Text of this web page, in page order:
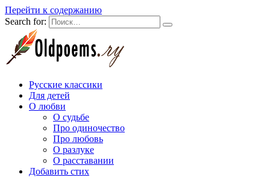
Перейти к содержанию
Search for:
Русские классики
Для детей
О любви
О судьбе
Про одиночество
Про любовь
О разлуке
О расставании
Добавить стих